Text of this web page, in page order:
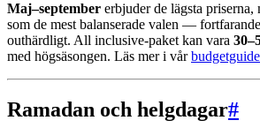
Maj–september erbjuder de lägsta priserna,
som de mest balanserade valen —
outhärdligt. All inclusive-paket kan vara
med högsäsongen. Läs mer i vår
Ramadan och helgdagar#